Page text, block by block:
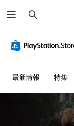
索
最新情報 特集